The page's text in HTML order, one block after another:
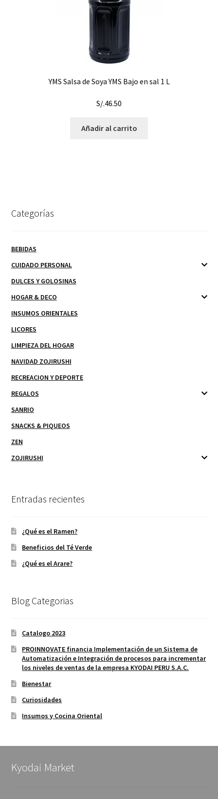
YMS Salsa de Soya YMS Bajo en sal 1 L
S/.46.50
Añadir al carrito
Categorías
BEBIDAS
CUIDADO PERSONAL
DULCES Y GOLOSINAS
HOGAR & DECO
INSUMOS ORIENTALES
LICORES
LIMPIEZA DEL HOGAR
NAVIDAD ZOJIRUSHI
RECREACION Y DEPORTE
REGALOS
SANRIO
SNACKS & PIQUEOS
ZEN
ZOJIRUSHI
Entradas recientes
¿Qué es el Ramen?
Beneficios del Té Verde
¿Qué es el Arare?
Blog Categorias
Catalogo 2023
PROINNOVATE financia Implementación de un Sistema de
Automatización e Integración de procesos para incrementar
los niveles de ventas de la empresa KYODAI PERU S.A.C.
Bienestar
Curiosidades
Insumos y Cocina Oriental
Kyodai Market